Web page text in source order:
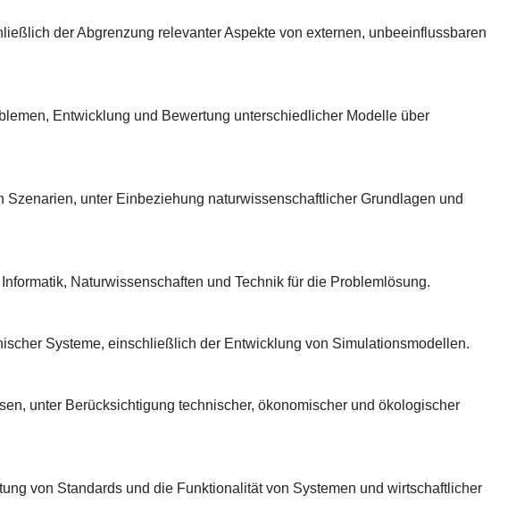
der Abgrenzung relevanter Aspekte von externen, unbeeinflussbaren
Entwicklung und Bewertung unterschiedlicher Modelle über
unter Einbeziehung naturwissenschaftlicher Grundlagen und
Naturwissenschaften und Technik für die Problemlösung.
Systeme, einschließlich der Entwicklung von Simulationsmodellen.
unter Berücksichtigung technischer, ökonomischer und ökologischer
von Standards und die Funktionalität von Systemen und wirtschaftlicher